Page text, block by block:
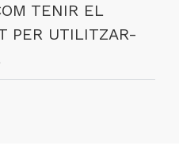
TENIR EL
PER UTILITZAR-